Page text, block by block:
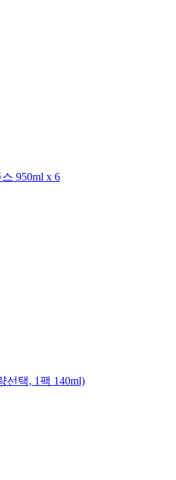
950ml x 6
선택, 1팩 140ml)